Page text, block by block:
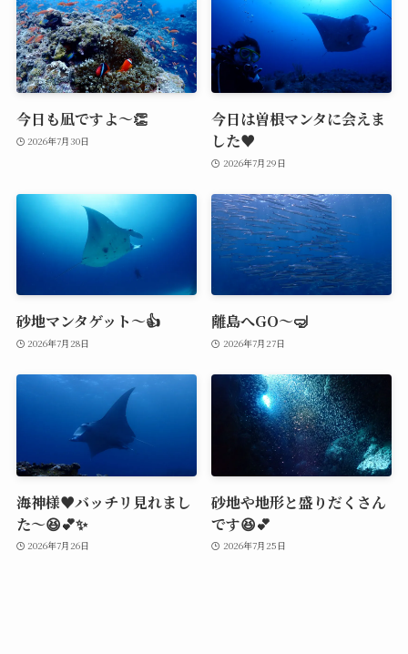
今日も凪ですよ～👏
2026年7月30日
今日は曽根マンタに会えま
した♥️
2026年7月29日
砂地マンタゲット～👍
2026年7月28日
離島へGO～🤿
2026年7月27日
海神様♥️バッチリ見れまし
た～😆💕✨
2026年7月26日
砂地や地形と盛りだくさん
です😆💕
2026年7月25日